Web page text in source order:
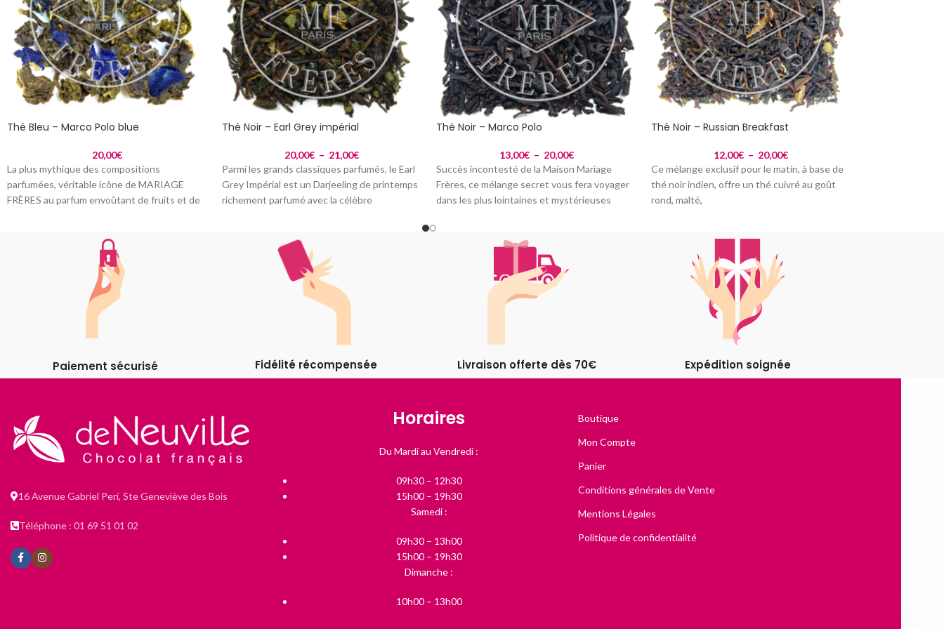
Thé Bleu – Marco Polo blue
20,00€
La plus mythique des compositions
parfumées, véritable icône de MARIAGE
FRÈRES au parfum envoûtant de fruits et de
Thé Noir – Earl Grey impérial
20,00€ – 21,00€
Parmi les grands classiques parfumés, le Earl
Grey Impérial est un Darjeeling de printemps
richement parfumé avec la célèbre
Thé Noir – Marco Polo
13,00€ – 20,00€
Succès incontesté de la Maison Mariage
Frères, ce mélange secret vous fera voyager
dans les plus lointaines et mystérieuses
Thé Noir – Russian Breakfast
12,00€ – 20,00€
Ce mélange exclusif pour le matin, à base de
thé noir indien, offre un thé cuivré au goût
rond, malté,
Paiement sécurisé Fidélité récompensée Livraison offerte dès 70€ Expédition soignée
16 Avenue Gabriel Peri, Ste Geneviève des Bois
Téléphone : 01 69 51 01 02
Horaires
Du Mardi au Vendredi :
09h30 – 12h30
15h00 – 19h30
Samedi :
09h30 – 13h00
15h00 – 19h30
Dimanche :
10h00 – 13h00
Boutique
Mon Compte
Panier
Conditions générales de Vente
Mentions Légales
Politique de confidentialité